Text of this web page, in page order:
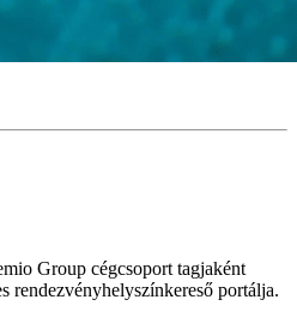
Group cégcsoport tagjaként
rendezvényhelyszínkereső portálja.